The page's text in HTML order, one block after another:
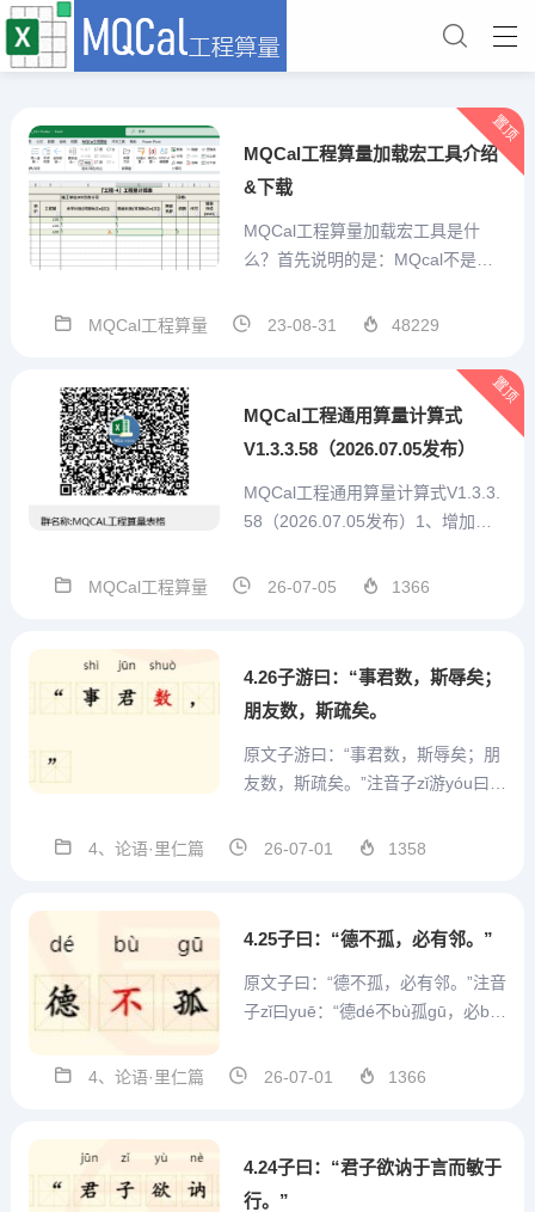
MQCal工程算量加载宏工具介绍
&下载
MQCal工程算量加载宏工具是什
么？首先说明的是：MQcal不是一
值工具。他是我本人结合手工算量
算量表格自己设计、重复项目便捷
输入、特殊标记、汇总统计、打印
或打印为pdf、造价预估...
MQCal工程算量 23-08-31 48229
置顶
MQCal工程通用算量计算式
V1.3.3.58（2026.07.05发布）
MQCal工程通用算量计算式V1.3.3.
58（2026.07.05发布）1、增加技
通用算量计算式V1.3.3.56 2026.07.
板设置...
MQCal工程算量 26-07-05 1366
置顶
4.26子游曰：“事君数，斯辱矣；
朋友数，斯疏矣。
原文子游曰：“事君数，斯辱矣；朋
友数，斯疏矣。”注音子zǐ游yóu曰y
矣yǐ;朋péng友yǒu数shuò，斯sī疏s
4、论语·里仁篇 26-07-01 1358
4.25子曰：“德不孤，必有邻。”
原文子曰：“德不孤，必有邻。”注音
子zǐ曰yuē：“德dé不bù孤gū，必bì
尚的人不会孤独，一定有志同道合
的问题，是我们自己是否努力...
4、论语·里仁篇 26-07-01 1366
4.24子曰：“君子欲讷于言而敏于
行。”